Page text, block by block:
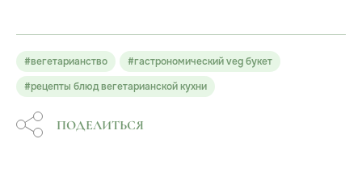
#вегетарианство
#гастрономический veg букет
#рецепты блюд вегетарианской кухни
ПОДЕЛИТЬСЯ